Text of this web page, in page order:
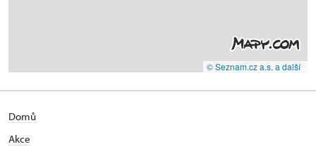
© Seznam.cz a.s. a další
Domů
Akce